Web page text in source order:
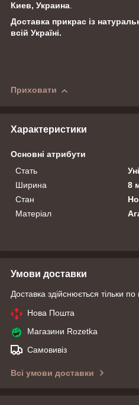
Киев, Украина.
Доставка прикрас із
всій Україні.
Приховати
Характеристики
Основні атрибути
Стать
Ширина
8
Стан
Матеріал
Умови доставки
Доставка здійснюється тільки по
Нова Пошта
Магазини Rozetka
Самовивіз
Всі умови доставки